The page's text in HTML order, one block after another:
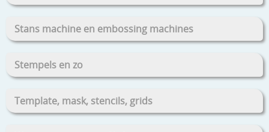
Stans machine en embossing machines
Stempels en zo
Template, mask, stencils, grids